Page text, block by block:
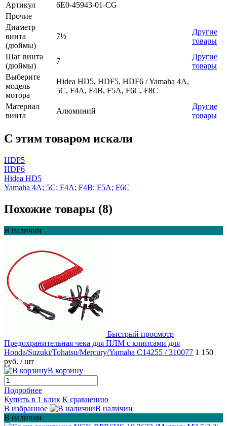
Артикул
6E0-45943-01-CG
Прочие
Диаметр
винта
(дюймы)
7½
Другие
товары
Шаг винта
(дюймы)
7
Другие
товары
Выберите
модель
мотора
Hidea HD5, HDF5, HDF6 / Yamaha 4A,
5C, F4A, F4B, F5A, F6C, F8C
Материал
винта
Алюминий
Другие
товары
C этим товаром искали
HDF5
HDF6
Hidea HD5
Yamaha 4A; 5C; F4A; F4B; F5A; F6C
Похожие товары (8)
В наличии
Быстрый просмотр
Предохранительная чека для ПЛМ с клипсами для
Honda/Suzuki/Tohatsu/Mercury/Yamaha C14255 / 310077 1 150
руб. / шт
В корзину
Подробнее
Купить в 1 клик К сравнению
В избранное
В наличии
В наличии